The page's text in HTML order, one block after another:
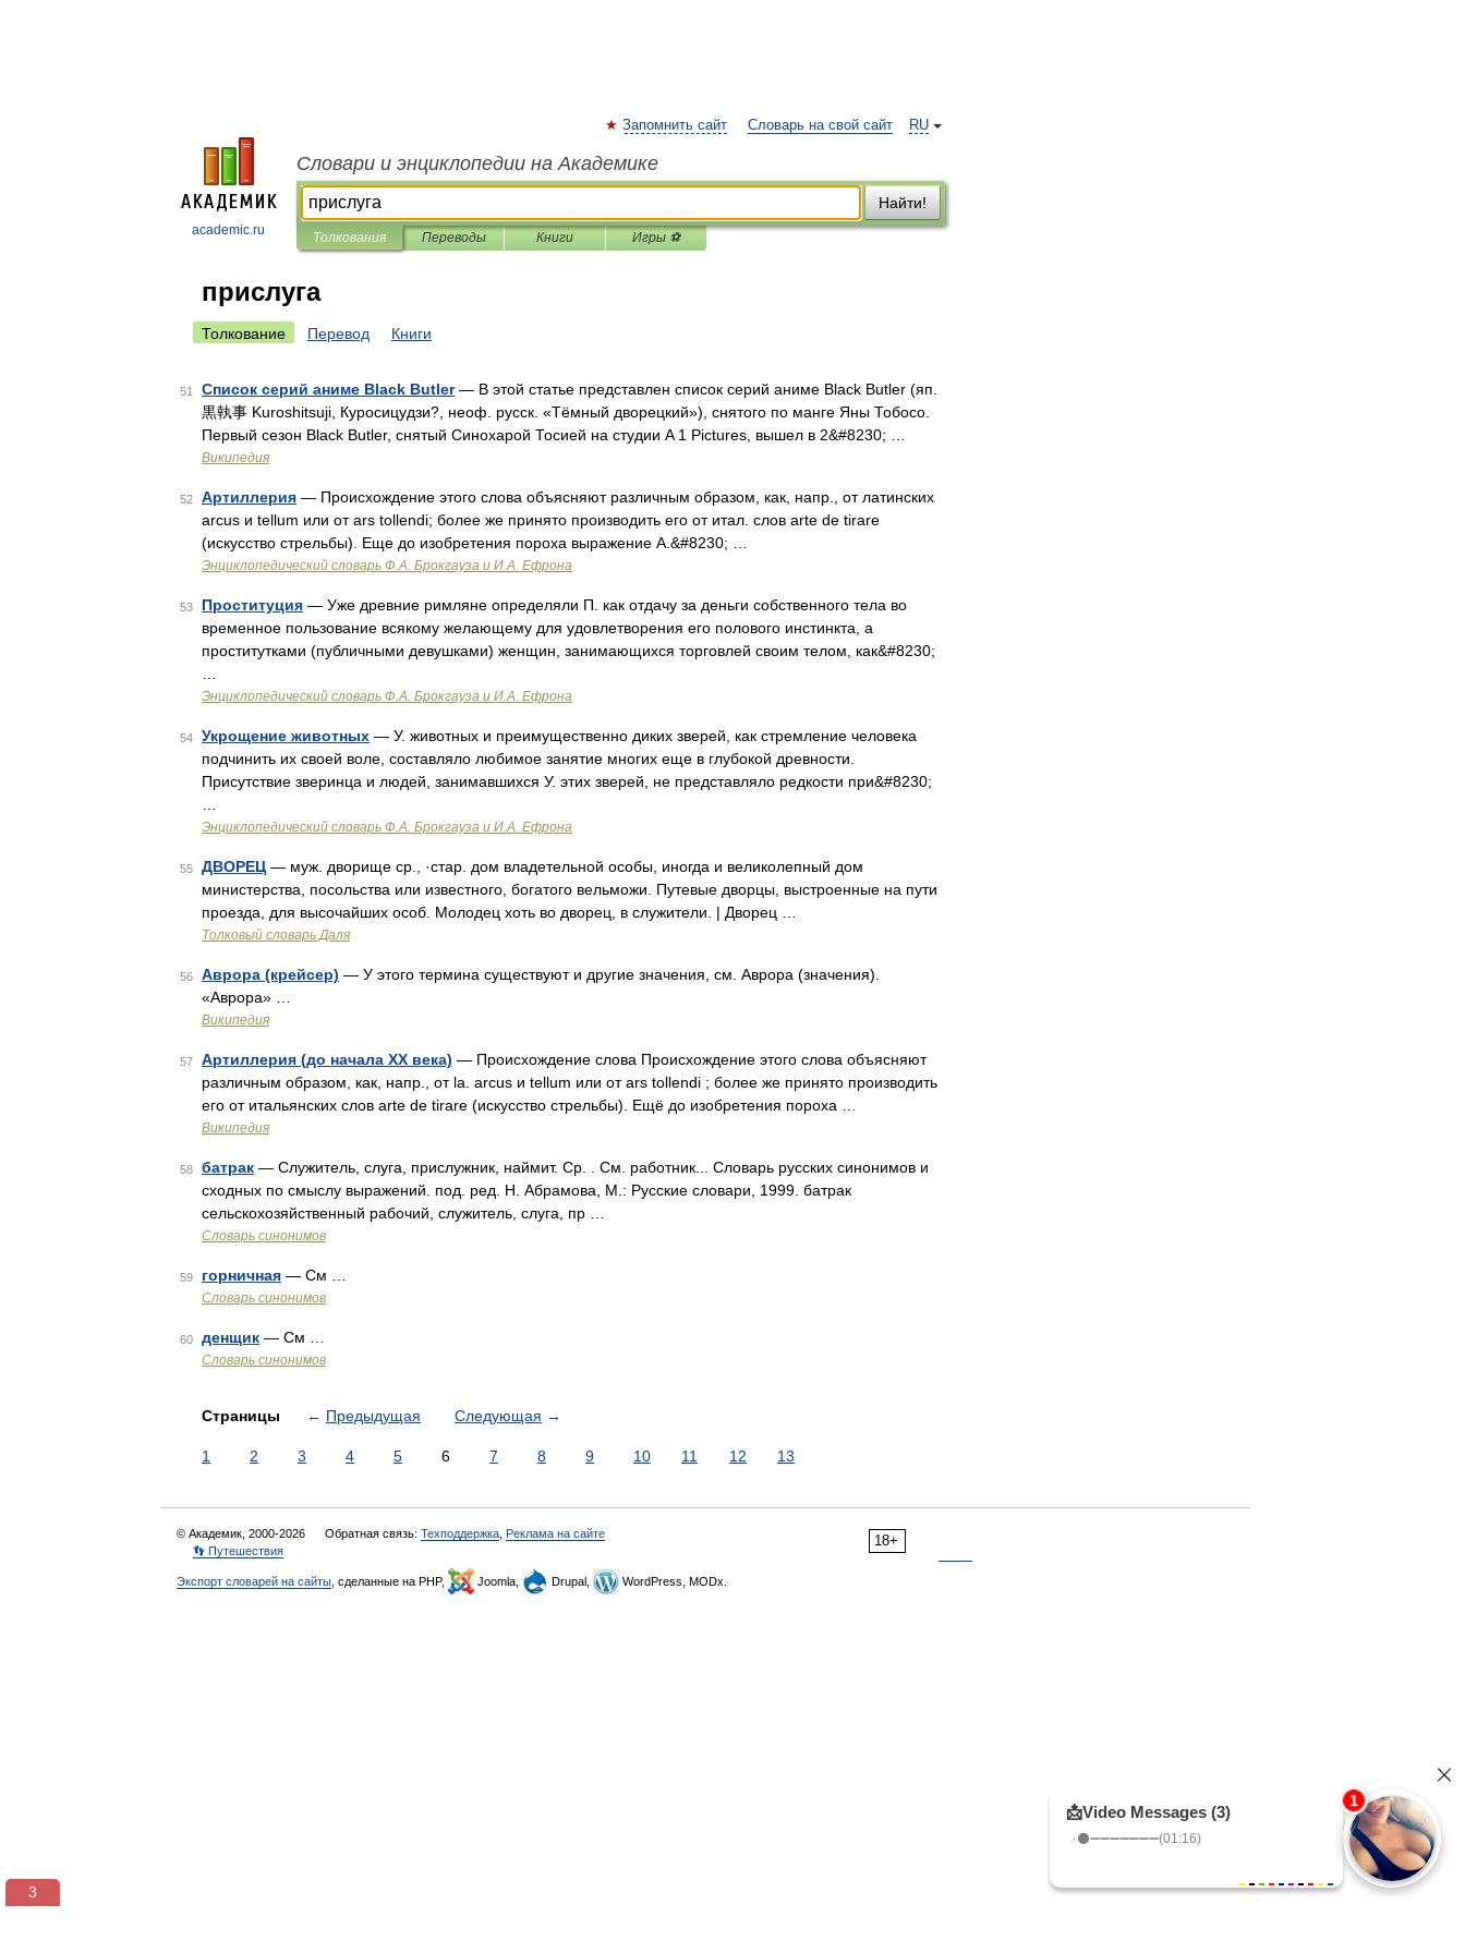
academic.ru
RU
Запомнить сайт Словарь на свой сайт
Словари и энциклопедии на Академике
Найти!
Толкования Переводы Книги Игры ⚽
прислуга
Толкование Перевод Книги
51 Список серий аниме Black Butler— В этой статье представлен список серий аниме Black Butler (яп.
黒執事 Kuroshitsuji, Куросицудзи?, неоф. русск. «Тёмный дворецкий»), снятого по манге Яны Тобосо.
Первый сезон Black Butler, снятый Синохарой Тосией на студии A 1 Pictures, вышел в 2&#8230; …
Википедия
52 Артиллерия — Происхождение этого слова объясняют различным образом, как, напр., от латинских
arcus и tellum или от ars tollendi; более же принято производить его от итал. слов arte de tirare
(искусство стрельбы). Еще до изобретения пороха выражение А.&#8230; …
Энциклопедический словарь Ф.А. Брокгауза и И.А. Ефрона
53 Проституция — Уже древние римляне определяли П. как отдачу за деньги собственного тела во
временное пользование всякому желающему для удовлетворения его полового инстинкта, а
проститутками (публичными девушками) женщин, занимающихся торговлей своим телом, как&#8230;
Энциклопедический словарь Ф.А. Брокгауза и И.А. Ефрона
54 Укрощение животных — У. животных и преимущественно диких зверей, как стремление человека
подчинить их своей воле, составляло любимое занятие многих еще в глубокой древности.
Присутствие зверинца и людей, занимавшихся У. этих зверей, не представляло редкости при&#8230;
Энциклопедический словарь Ф.А. Брокгауза и И.А. Ефрона
55 ДВОРЕЦ — муж. дворище ср., ·стар. дом владетельной особы, иногда и великолепный дом
министерства, посольства или известного, богатого вельможи. Путевые дворцы, выстроенные на пути
проезда, для высочайших особ. Молодец хоть во дворец, в служители. | Дворец …
Толковый словарь Даля
56 Аврора (крейсер) — У этого термина существуют и другие значения, см. Аврора (значения).
«Аврора» …
Википедия
57 Артиллерия (до начала XX века) — Происхождение слова Происхождение этого слова объясняют
различным образом, как, напр., от la. arcus и tellum или от ars tollendi ; более же принято производить
его от итальянских слов arte de tirare (искусство стрельбы). Ещё до изобретения пороха …
Википедия
58 батрак — Служитель, слуга, прислужник, наймит. Ср. . См. работник... Словарь русских синонимов и
сходных по смыслу выражений. под. ред. Н. Абрамова, М.: Русские словари, 1999. батрак
сельскохозяйственный рабочий, служитель, слуга, пр …
Словарь синонимов
59 горничная — См …
Словарь синонимов
60 денщик — См …
Словарь синонимов
Страницы ← Предыдущая Следующая →
1 2 3 4 5 6 7 8 9 10 11 12 13
18+
© Академик, 2000-2026 Обратная связь: Техподдержка Реклама на сайте
👣 Путешествия
Экспорт словарей на сайты , сделанные на PHP, Joomla, Drupal, WordPress, MODx.
3